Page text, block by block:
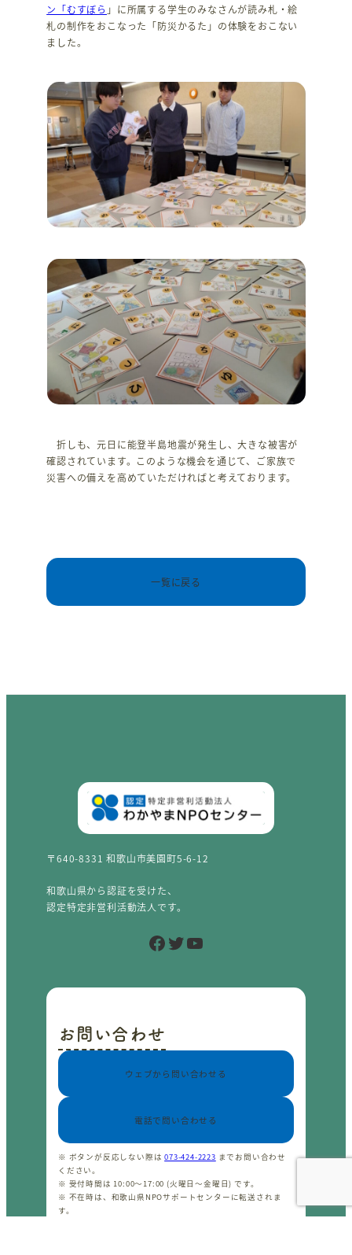
ン「むすぼら 」に所属する学生のみなさんが読み札・絵
札の制作をおこなった「防災かるた」の体験をおこない
ました。
折しも、元日に能登半島地震が発生し、大きな被害が
確認されています。このような機会を通じて、ご家族で
災害への備えを高めていただければと考えております。
一覧に戻る
〒640-8331 和歌山市美園町5-6-12
和歌山県から認証を受けた、
認定特定非営利活動法人です。
Facebook Twitter YouTube
お問い合わせ
ウェブから問い合わせる
電話で問い合わせる
※ ボタンが反応しない際は073-424-2223 までお問い合わせ
ください。
※ 受付時間は 10:00〜17:00 (火曜日〜金曜日) です。
※ 不在時は、和歌山県NPOサポートセンターに転送されま
す。